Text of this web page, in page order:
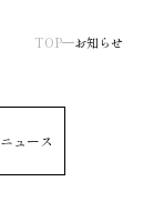
TOP お知らせ
ニュース